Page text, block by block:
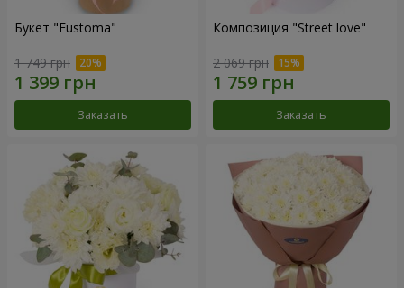
Букет "Eustoma"
1 749 грн
Заказать
Композиция "Street love"
2 069 грн
Заказать